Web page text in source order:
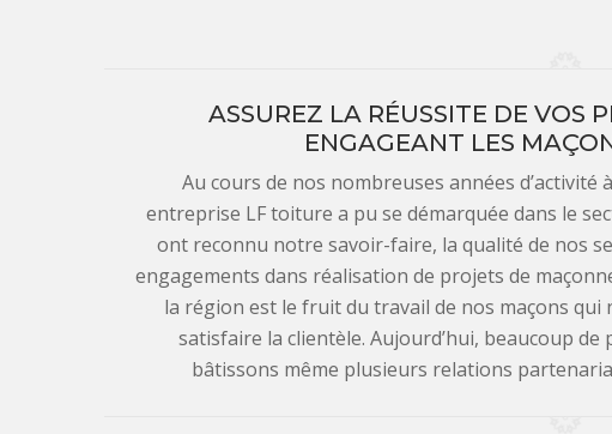
ASSUREZ LA RÉUSSITE DE VOS
ENGAGEANT LES
Au cours de nos nombreuses années d’activité
entreprise LF toiture a pu se démarquée dans le
ont reconnu notre savoir-faire, la qualité de nos
engagements dans réalisation de projets de
la région est le fruit du travail de nos maçons qui
satisfaire la clientèle. Aujourd’hui, beaucoup
bâtissons même plusieurs relations